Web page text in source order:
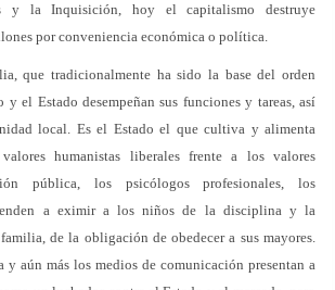
y la Inquisición, hoy el capitalismo destruye
por conveniencia económica o política.
que tradicionalmente ha sido la base del orden
y el Estado desempeñan sus funciones y tareas, así
local. Es el Estado el que cultiva y alimenta
humanistas liberales frente a los valores
pública, los psicólogos profesionales, los
a eximir a los niños de la disciplina y la
de la obligación de obedecer a sus mayores.
y aún más los medios de comunicación presentan a